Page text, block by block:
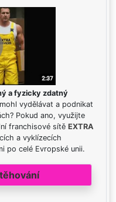
a fyzicky zdatný
vydělávat a podnikat
Pokud ano, využijte
franchisové sítě EXTRA
a vyklízecích
po celé Evropské unii.